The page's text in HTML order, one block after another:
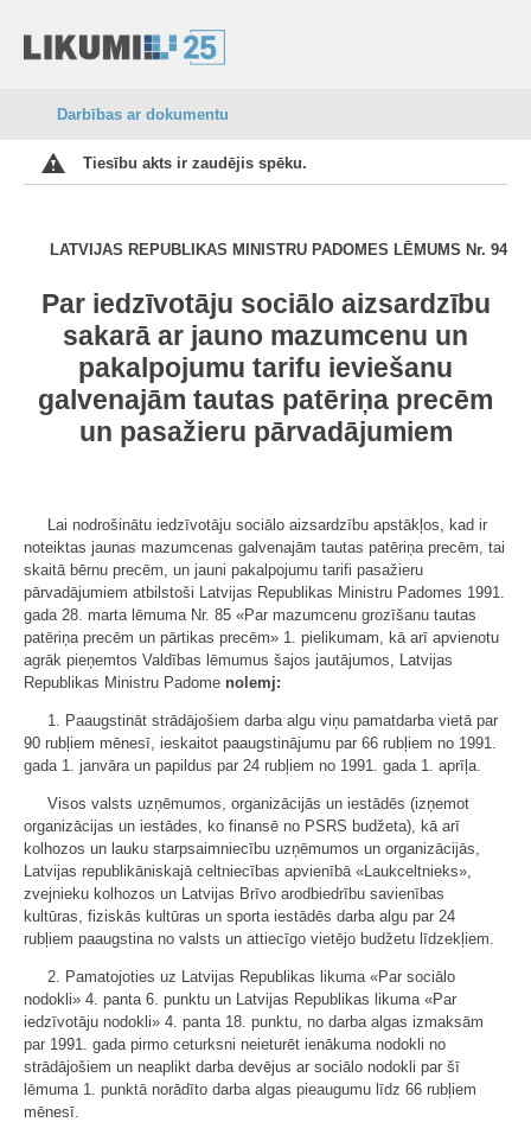
Darbības ar dokumentu
Tiesību akts ir zaudējis spēku.
LATVIJAS REPUBLIKAS MINISTRU PADOMES LĒMUMS Nr. 94
Par iedzīvotāju sociālo aizsardzību
sakarā ar jauno mazumcenu un
pakalpojumu tarifu ieviešanu
galvenajām tautas patēriņa precēm
un pasažieru pārvadājumiem
Lai nodrošinātu iedzīvotāju sociālo aizsardzību apstākļos, kad ir
noteiktas jaunas mazumcenas galvenajām tautas patēriņa precēm, tai
skaitā bērnu precēm, un jauni pakalpojumu tarifi pasažieru
pārvadājumiem atbilstoši Latvijas Republikas Ministru Padomes 1991.
gada 28. marta lēmuma Nr. 85 «Par mazumcenu grozīšanu tautas
patēriņa precēm un pārtikas precēm» 1. pielikumam, kā arī apvienotu
agrāk pieņemtos Valdības lēmumus šajos jautājumos, Latvijas
Republikas Ministru Padome nolemj:
1. Paaugstināt strādājošiem darba algu viņu pamatdarba vietā par
90 rubļiem mēnesī, ieskaitot paaugstinājumu par 66 rubļiem no 1991.
gada 1. janvāra un papildus par 24 rubļiem no 1991. gada 1. aprīļa.
Visos valsts uzņēmumos, organizācijās un iestādēs (izņemot
organizācijas un iestādes, ko finansē no PSRS budžeta), kā arī
kolhozos un lauku starpsaimniecību uzņēmumos un organizācijās,
Latvijas republikāniskajā celtniecības apvienībā «Laukceltnieks»,
zvejnieku kolhozos un Latvijas Brīvo arodbiedrību savienības
kultūras, fiziskās kultūras un sporta iestādēs darba algu par 24
rubļiem paaugstina no valsts un attiecīgo vietējo budžetu līdzekļiem.
2. Pamatojoties uz Latvijas Republikas likuma «Par sociālo
nodokli» 4. panta 6. punktu un Latvijas Republikas likuma «Par
iedzīvotāju nodokli» 4. panta 18. punktu, no darba algas izmaksām
par 1991. gada pirmo ceturksni neieturēt ienākuma nodokli no
strādājošiem un neaplikt darba devējus ar sociālo nodokli par šī
lēmuma 1. punktā norādīto darba algas pieaugumu līdz 66 rubļiem
mēnesī.